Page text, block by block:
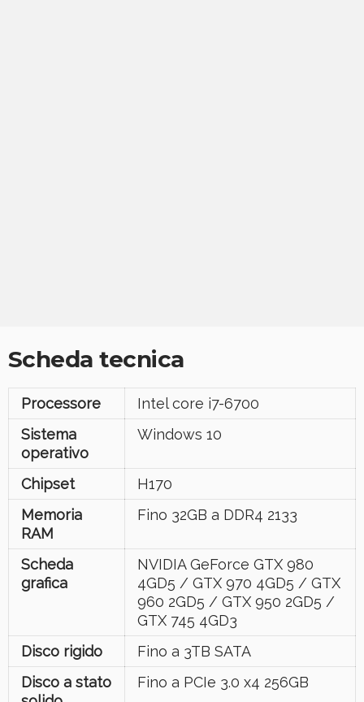
Scheda tecnica
Processore
Intel core i7-6700
Sistema
operativo
Windows 10
Chipset
H170
Memoria
RAM
Fino 32GB a DDR4 2133
Scheda
grafica
NVIDIA GeForce GTX 980
4GD5 / GTX 970 4GD5 / GTX
960 2GD5 / GTX 950 2GD5 /
GTX 745 4GD3
Disco rigido
Fino a 3TB SATA
Disco a stato
Fino a PCIe 3.0 x4 256GB